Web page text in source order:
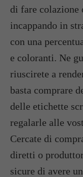
di fare colazione
incappando in
con una
e coloranti. Ne
riuscirete a
basta comprare
delle etichette
regalarle alle
Cercate di
diretti o
sicure di avere